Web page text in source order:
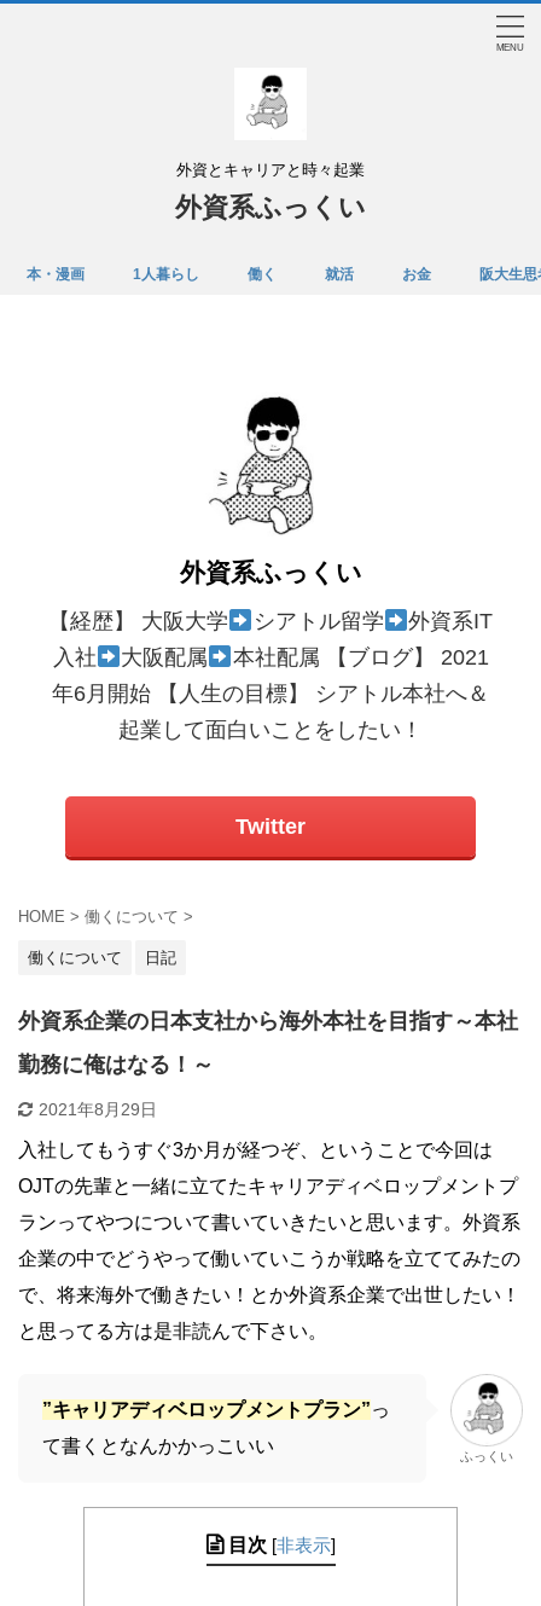
外資とキャリアと時々起業
外資系ふっくい
本・漫画 1人暮らし 働く 就活 お金 阪大生思
外資系ふっくい
【経歴】 大阪大学 シアトル留学
外資系IT
入社
大阪配属
本社配属 【ブログ】 2021
年6月開始 【人生の目標】 シアトル本社へ＆
起業して面白いことをしたい！
Twitter
HOME > 働くについて >
働くについて 日記
外資系企業の日本支社から海外本社を目指す～本社
勤務に俺はなる！～
2021年8月29日
入社してもうすぐ3か月が経つぞ、ということで今回は
OJTの先輩と一緒に立てたキャリアディベロップメントプ
ランってやつについて書いていきたいと思います。外資系
企業の中でどうやって働いていこうか戦略を立ててみたの
で、将来海外で働きたい！とか外資系企業で出世したい！
と思ってる方は是非読んで下さい。
”キャリアディベロップメントプラン”っ
て書くとなんかかっこいい
ふっくい
目次 [非表示]